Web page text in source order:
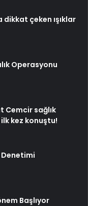
dikkat çeken ışıklar
Operasyonu
Cemcir sağlık
kez konuştu!
Denetimi
Başlıyor